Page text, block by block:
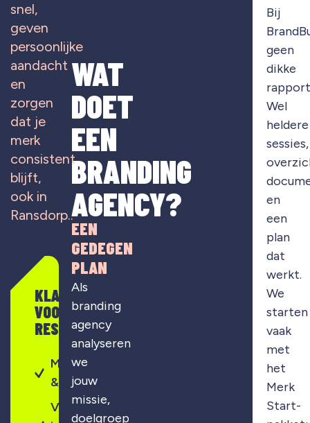
snel,
geven
persoonlijke
aandacht
en
zorgen
dat je
merk
consistent
blijft,
ook in
Ransdorp..
KLAAR
VOOR
RESULTAAT?
Merkontwikkeling
& strategie
Visuele
WAT
DOET
EEN
BRANDING
AGENCY?
EEN
GEDEGEN
PLAN
Als
branding
agency
analyseren
we
jouw
missie,
doelgroep
Bij
geen
dikke
Wel
heldere
sessies,
en
een
plan
dat
werkt.
We
starten
vaak
met
het
Merk
Start-